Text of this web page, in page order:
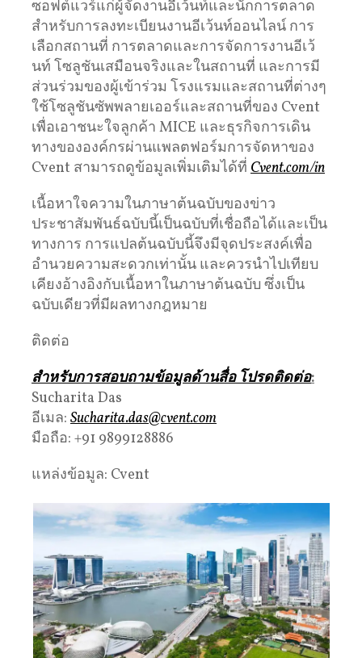
ซอฟต์แวร์แก่ผู้จัดงานอีเว้นท์และนักการตลาด
สำหรับการลงทะเบียนงานอีเว้นท์ออนไลน์ การ
เลือกสถานที่ การตลาดและการจัดการงานอีเว้
นท์ โซลูชันเสมือนจริงและในสถานที่ และการมี
ส่วนร่วมของผู้เข้าร่วม โรงแรมและสถานที่ต่างๆ
ใช้โซลูชันซัพพลายเออร์และสถานที่ของ Cvent
เพื่อเอาชนะใจลูกค้า MICE และธุรกิจการเดิน
ทางขององค์กรผ่านแพลตฟอร์มการจัดหาของ
Cvent สามารถดูข้อมูลเพิ่มเติมได้ที่ Cvent.com/in
เนื้อหาใจความในภาษาต้นฉบับของข่าว
ประชาสัมพันธ์ฉบับนี้เป็นฉบับที่เชื่อถือได้และเป็น
ทางการ การแปลต้นฉบับนี้จึงมีจุดประสงค์เพื่อ
อำนวยความสะดวกเท่านั้น และควรนำไปเทียบ
เคียงอ้างอิงกับเนื้อหาในภาษาต้นฉบับ ซึ่งเป็น
ฉบับเดียวที่มีผลทางกฎหมาย
ติดต่อ
สำหรับการสอบถามข้อมูลด้านสื่อ โปรดติดต่อ:
Sucharita Das
อีเมล: Sucharita.das@cvent.com
มือถือ: +91 9899128886
แหล่งข้อมูล: Cvent